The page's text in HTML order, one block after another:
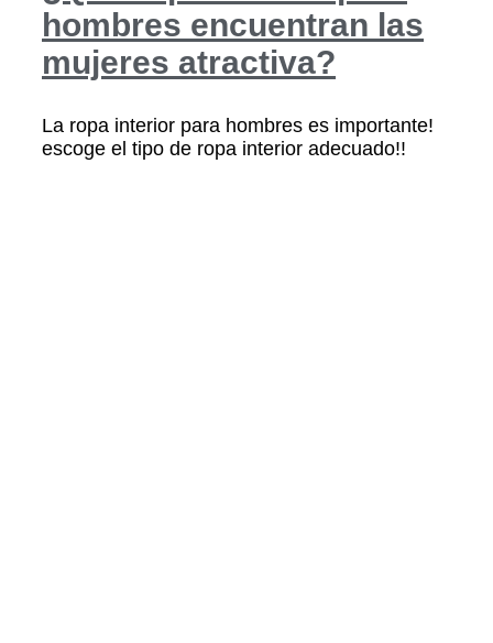
hombres encuentran las
mujeres atractiva?
La ropa interior para hombres es importante!
escoge el tipo de ropa interior adecuado!!